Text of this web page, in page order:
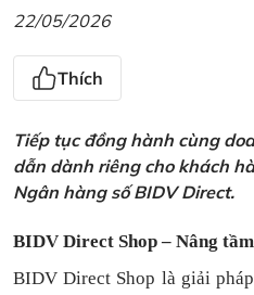
22/05/2026
Thích
Tiếp tục đồng hành cùng
dẫn dành riêng cho khách
Ngân hàng số BIDV Direct.
BIDV Direct Shop – Nâng
BIDV Direct Shop là giải